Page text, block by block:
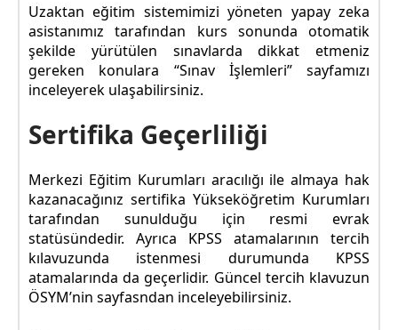
Uzaktan eğitim sistemimizi yöneten yapay zeka
asistanımız tarafından kurs sonunda otomatik
şekilde yürütülen sınavlarda dikkat etmeniz
gereken konulara “Sınav İşlemleri” sayfamızı
inceleyerek ulaşabilirsiniz.
Sertifika Geçerliliği
Merkezi Eğitim Kurumları aracılığı ile almaya hak
kazanacağınız sertifika Yükseköğretim Kurumları
tarafından sunulduğu için resmi evrak
statüsündedir. Ayrıca KPSS atamalarının tercih
kılavuzunda istenmesi durumunda KPSS
atamalarında da geçerlidir. Güncel tercih klavuzun
ÖSYM’nin sayfasndan inceleyebilirsiniz.